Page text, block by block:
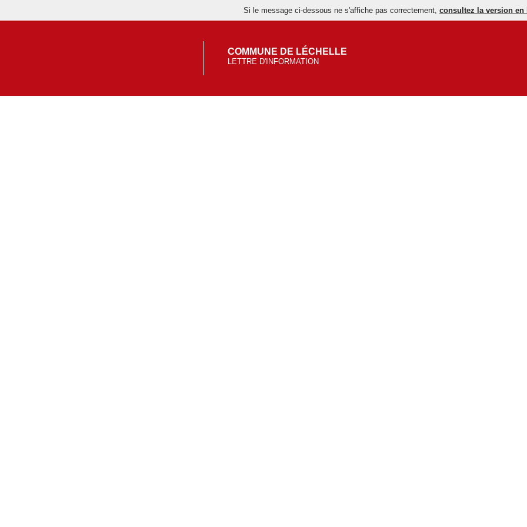
Si le message ci-dessous ne s'affiche pas correctement, consultez la version en
COMMUNE DE LÉCHELLE
LETTRE D'INFORMATION